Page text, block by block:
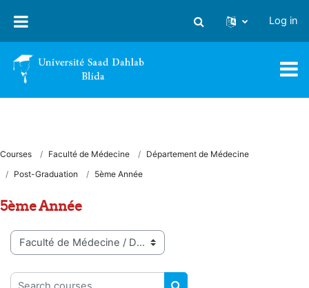
Toggle search input
Log in
Courses Faculté de Médecine
Département de Médecine
Post-Graduation
5ème Année
5ème Année
Course categories
Search courses